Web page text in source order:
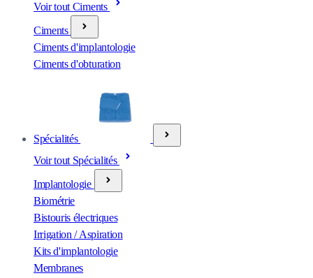
Voir tout Ciments
Ciments
Ciments d'implantologie
Ciments d'obturation
Spécialités
Voir tout Spécialités
Implantologie
Biométrie
Bistouris électriques
Irrigation / Aspiration
Kits d'implantologie
Membranes